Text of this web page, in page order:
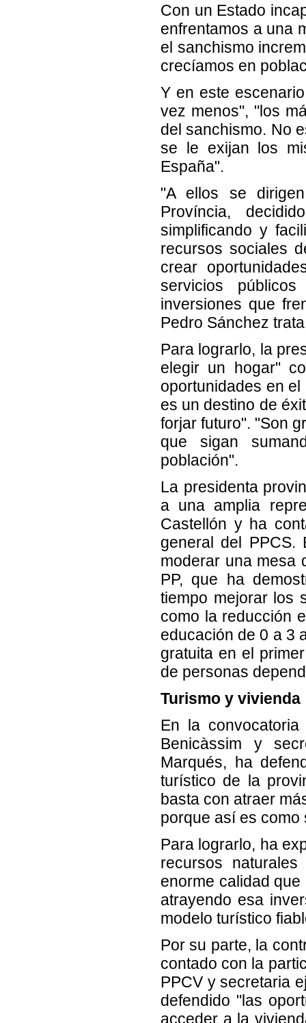
Con un Estado
enfrentamos a una
el sanchismo
crecíamos en
Y en este
vez menos", "los
del sanchismo. No
se le exijan los
España".
"A ellos se
Província,
simplificando y
recursos sociales
crear
servicios
inversiones que
Pedro Sánchez
Para lograrlo, la
elegir un hogar"
oportunidades en
es un destino de
forjar futuro". "Son
que sigan
población".
La presidenta
a una amplia
Castellón y ha
general del
moderar una mesa
PP, que ha
tiempo mejorar los
como la reducción
educación de 0 a 3
gratuita en el
de personas
Turismo y vivienda
En la
Benicàssim y
Marqués, ha
turístico de la
basta con atraer
porque así es como
Para lograrlo, ha
recursos
enorme calidad
atrayendo esa
modelo turístico
Por su parte, la
contado con la
PPCV y secretaria
defendido "las
acceder a la